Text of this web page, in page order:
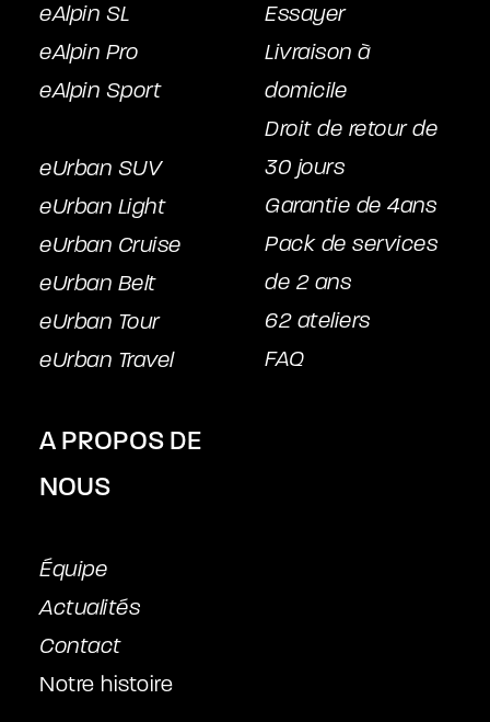
eAlpin SL
eAlpin Pro
eAlpin Sport
eUrban SUV
eUrban Light
eUrban Cruise
eUrban Belt
eUrban Tour
eUrban Travel
Essayer
Livraison à
domicile
Droit de retour de
30 jours
Garantie de 4ans
Pack de services
de 2 ans
62 ateliers
FAQ
A PROPOS DE
NOUS
Équipe
Actualités
Contact
Notre histoire